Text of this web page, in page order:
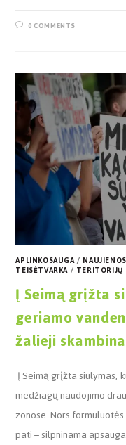
0 COMMENTS
APLINKOSAUGA/ NAUJIENOS
TEISĖTVARKA/ TERITORIJŲ
Į Seimą grįžta
geriamo
žalieji
Į Seimą grįžta siūlymas,
medžiagų naudojimo
zonose. Nors
pati – silpninama